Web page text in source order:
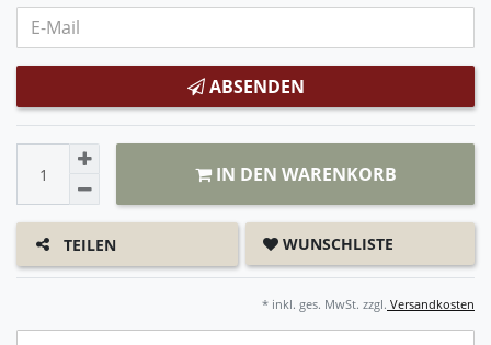
ABSENDEN
IN DEN WARENKORB
TEILEN WUNSCHLISTE
* inkl. ges. MwSt. zzgl. Versandkosten